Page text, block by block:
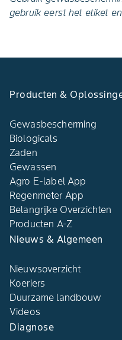
gebruik eerst het etiket
Producten &
Gewasbescherming
Biologicals
Zaden
Gewassen
Agro E-label App
Regenmeter App
Belangrijke Overzichten
Producten A-Z
Nieuws & Algemeen
Nieuwsoverzicht
Koeriers
Duurzame landbouw
Videos
Diagnose